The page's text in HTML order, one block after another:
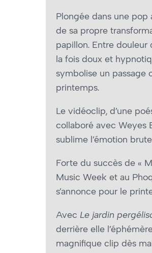
Plongée dans une pop
de sa propre
papillon. Entre douleur
la fois doux et
symbolise un passage
printemps.
Le vidéoclip, d’une
collaboré avec Weyes
sublime l’émotion
Forte du succès de «
Music Week et au
s’annonce pour le
Avec Le jardin
derrière elle
magnifique clip dès